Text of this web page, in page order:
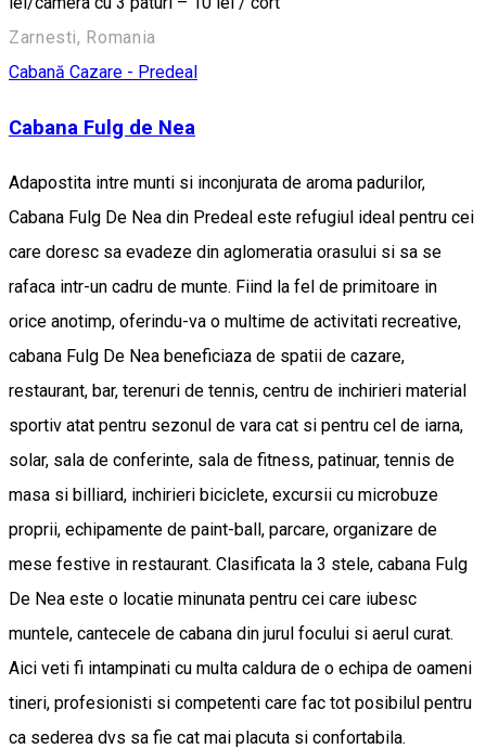
Zarnesti, Romania
Cabană Cazare - Predeal
Cabana Fulg de Nea
Adapostita intre munti si inconjurata de aroma padurilor,
Cabana Fulg De Nea din Predeal este refugiul ideal pentru cei
care doresc sa evadeze din aglomeratia orasului si sa se
rafaca intr-un cadru de munte. Fiind la fel de primitoare in
orice anotimp, oferindu-va o multime de activitati recreative,
cabana Fulg De Nea beneficiaza de spatii de cazare,
restaurant, bar, terenuri de tennis, centru de inchirieri material
sportiv atat pentru sezonul de vara cat si pentru cel de iarna,
solar, sala de conferinte, sala de fitness, patinuar, tennis de
masa si billiard, inchirieri biciclete, excursii cu microbuze
proprii, echipamente de paint-ball, parcare, organizare de
mese festive in restaurant. Clasificata la 3 stele, cabana Fulg
De Nea este o locatie minunata pentru cei care iubesc
muntele, cantecele de cabana din jurul focului si aerul curat.
Aici veti fi intampinati cu multa caldura de o echipa de oameni
tineri, profesionisti si competenti care fac tot posibilul pentru
ca sederea dvs sa fie cat mai placuta si confortabila.